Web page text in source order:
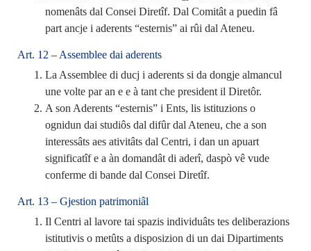
nomenâts dal Consei Diretîf. Dal Comitât a puedin fâ
part ancje i aderents “esternis” ai rûi dal Ateneu.
Art. 12 – Assemblee dai aderents
La Assemblee di ducj i aderents si da dongje almancul
une volte par an e e à tant che president il Diretôr.
A son Aderents “esternis” i Ents, lis istituzions o
ognidun dai studiôs dal difûr dal Ateneu, che a son
interessâts aes ativitâts dal Centri, i dan un apuart
significatîf e a àn domandât di aderî, daspò vê vude
conferme di bande dal Consei Diretîf.
Art. 13 – Gjestion patrimoniâl
Il Centri al lavore tai spazis individuâts tes deliberazions
istitutivis o metûts a disposizion di un dai Dipartiments